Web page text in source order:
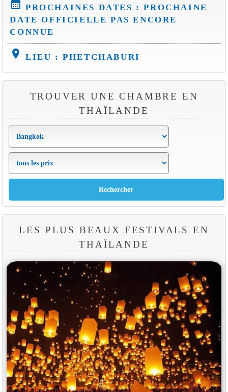
calendar_month PROCHAINES DATES : PROCHAINE
DATE OFFICIELLE PAS ENCORE
CONNUE
location_on LIEU : PHETCHABURI
TROUVER UNE CHAMBRE EN
THAÏLANDE
LES PLUS BEAUX FESTIVALS EN
THAÏLANDE